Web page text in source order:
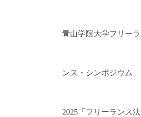
青山学院大学フリーラ
ンス・シンポジウム
2025「フリーランス法